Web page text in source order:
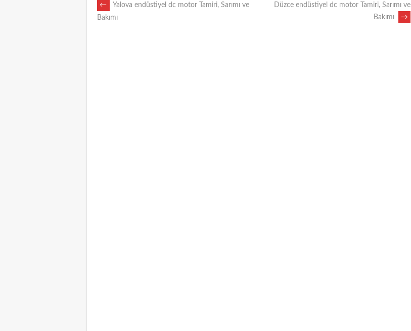
POST
←
Yalova endüstiyel dc motor Tamiri, Sarımı ve
Bakımı
Düzce endüstiyel dc motor Tamiri, Sarımı ve
Bakımı
→